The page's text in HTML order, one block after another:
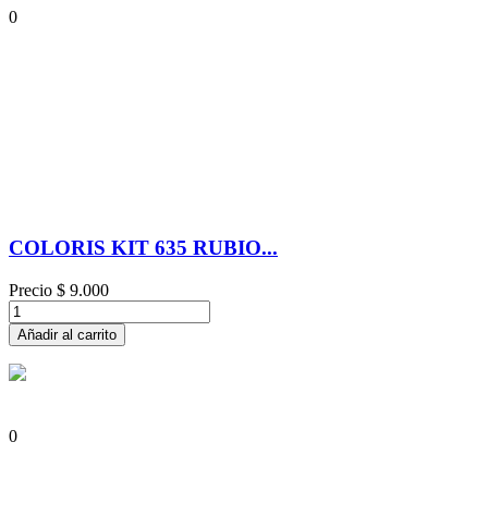
0
COLORIS KIT 635 RUBIO...
Precio $ 9.000
Añadir al carrito
0